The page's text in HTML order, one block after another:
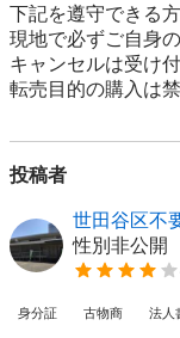
下記を遵守できる
現地で必ずご⾃⾝
キャンセルは受け
転売⽬的の購⼊は禁
投稿者
世田谷区不
性別非公開
身分証 古物商 法人